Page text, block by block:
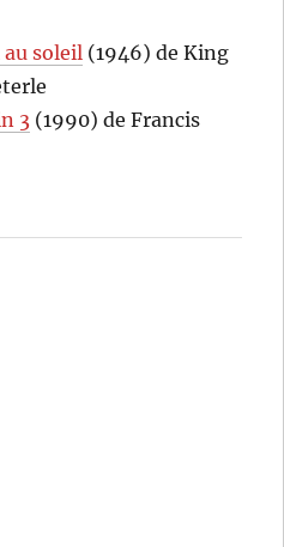
au soleil (1946) de King
3 (1990) de Francis